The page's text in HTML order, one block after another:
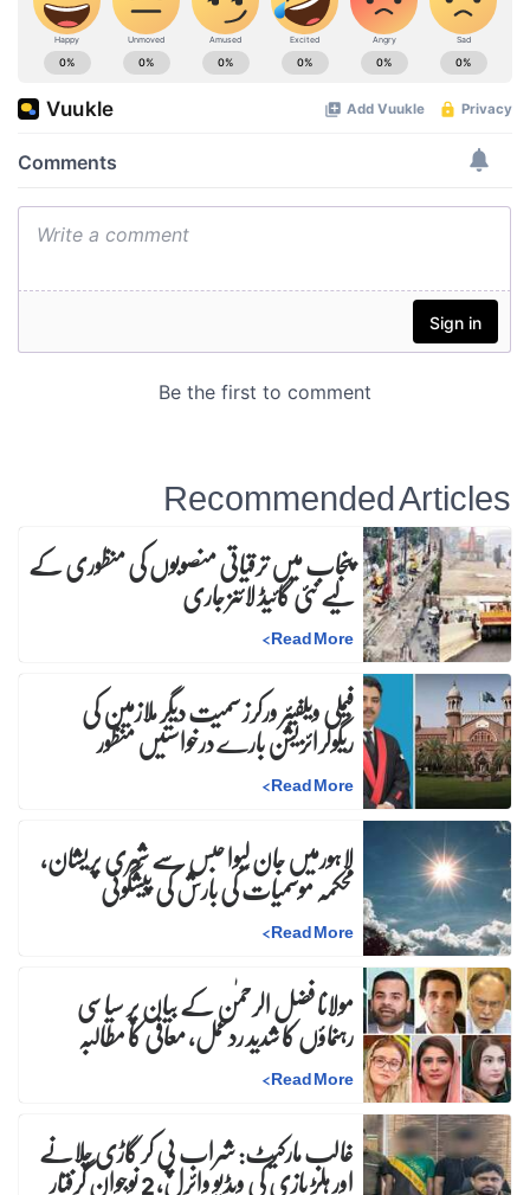
Recommended Articles
پنجاب میں ترقیاتی منصوبوں کی منظوری کے
لیے نئی گائیڈ لائنز جاری
Read More
>
فیملی ویلفیئر ورکرز سمیت دیگر ملازمین کی
ریگولرائزیشن بارے درخواستیں منظور
Read More
>
لاہورمیں جان لیوا حبس سے شہری پریشان،
محکمہ موسمیات کی بارش کی پیشگوئی
Read More
>
مولانا فضل الرحمٰن کے بیان پر سیاسی
رہنماؤں کا شدید ردعمل، معافی کا مطالبہ
Read More
>
غالب مارکیٹ: شراب پی کر گاڑی چلانے
اور ہلڑ بازی کی ویڈیو وائرل، 2 نوجوان گرفتار